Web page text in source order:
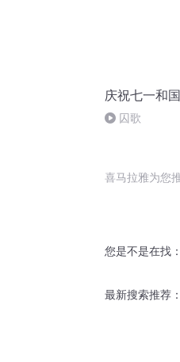
庆祝七一和
囚歌
喜马拉雅为您
您是不是在找：
最新搜索推荐：